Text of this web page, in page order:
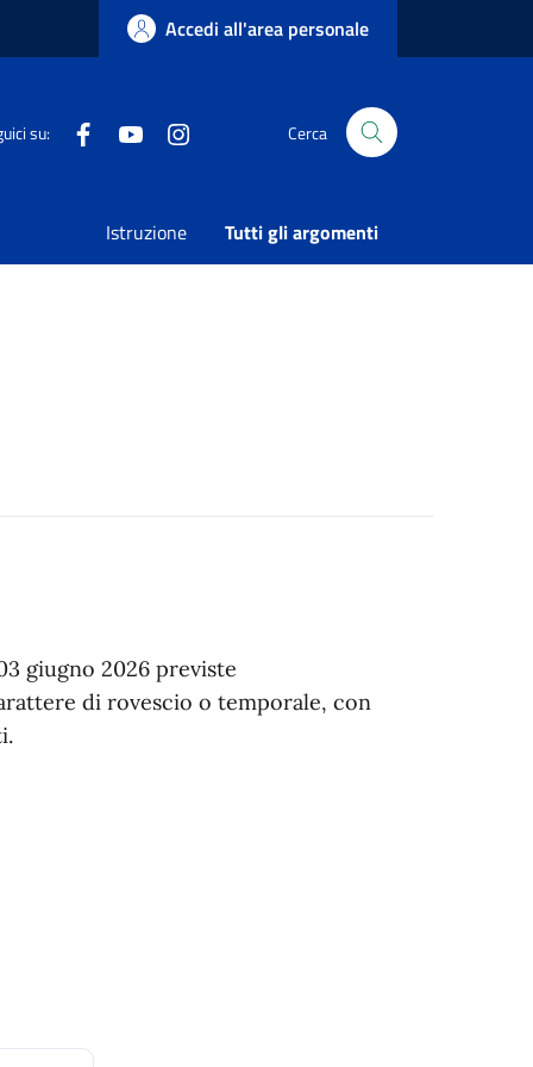
Accedi all'area personale
su: FacebookYoutube Cerca
Istruzione Tutti gli argomenti
giugno 2026 previste
di rovescio o temporale, con